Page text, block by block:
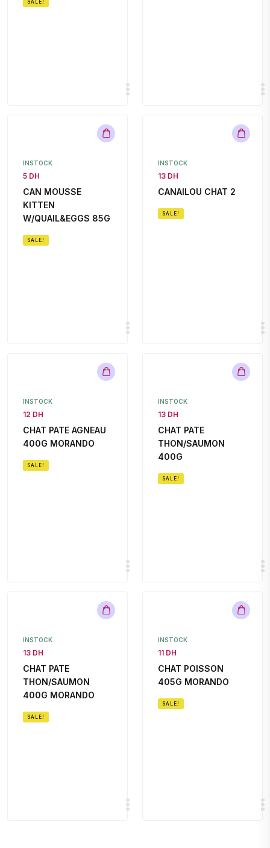
SALE!
INSTOCK
5 DH
CAN MOUSSE
KITTEN
W/QUAIL&EGGS 85G
SALE!
INSTOCK
13 DH
CANAILOU CHAT 2
SALE!
INSTOCK
12 DH
CHAT PATE AGNEAU
400G MORANDO
SALE!
INSTOCK
13 DH
CHAT PATE
THON/SAUMON
400G
SALE!
INSTOCK
13 DH
CHAT PATE
THON/SAUMON
400G MORANDO
SALE!
INSTOCK
11 DH
CHAT POISSON
405G MORANDO
SALE!